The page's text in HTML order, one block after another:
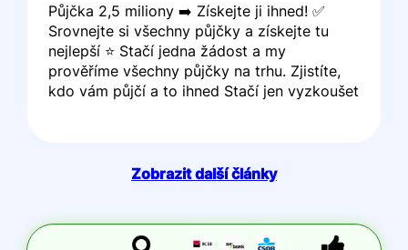
Půjčka 2,5 miliony ➡️ Získejte ji ihned! ✅
Srovnejte si všechny půjčky a získejte tu
nejlepší ⭐ Stačí jedna žádost a my
prověříme všechny půjčky na trhu. Zjistíte,
kdo vám půjčí a to ihned Stačí jen vyzkoušet
Zobrazit další články